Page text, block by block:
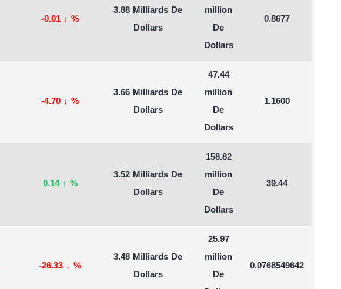
-0.01 ↓ %
3.88 Milliards De
Dollars
million
De
Dollars
0.8677
-4.70 ↓ %
3.66 Milliards De
Dollars
47.44
million
De
Dollars
1.1600
0.14 ↑ %
3.52 Milliards De
Dollars
158.82
million
De
Dollars
39.44
-26.33 ↓ %
3.48 Milliards De
Dollars
25.97
million
De
0.0768549642